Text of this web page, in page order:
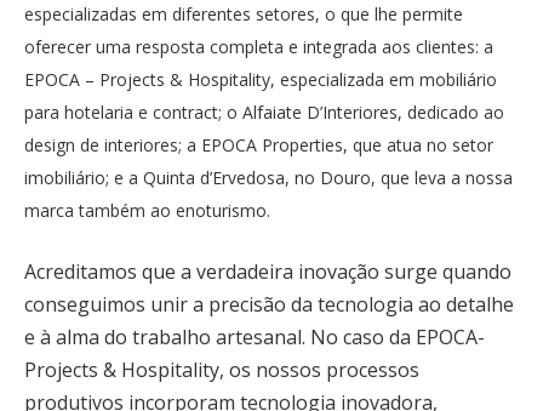
especializadas em diferentes setores, o que lhe permite
oferecer uma resposta completa e integrada aos clientes: a
EPOCA – Projects & Hospitality, especializada em mobiliário
para hotelaria e contract; o Alfaiate D’Interiores, dedicado ao
design de interiores; a EPOCA Properties, que atua no setor
imobiliário; e a Quinta d’Ervedosa, no Douro, que leva a nossa
marca também ao enoturismo.
Acreditamos que a verdadeira inovação surge quando
conseguimos unir a precisão da tecnologia ao detalhe
e à alma do trabalho artesanal. No caso da EPOCA-
Projects & Hospitality, os nossos processos
produtivos incorporam tecnologia inovadora,